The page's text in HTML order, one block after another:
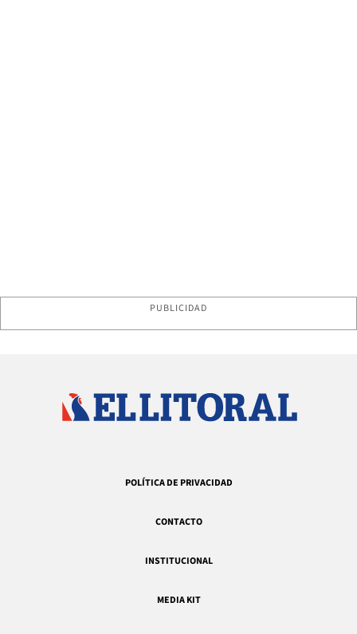
PUBLICIDAD
POLÍTICA DE PRIVACIDAD
CONTACTO
INSTITUCIONAL
MEDIA KIT